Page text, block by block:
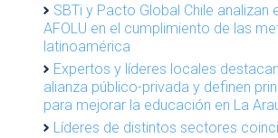
SBTi y Pacto Global Chile analizan
AFOLU en el cumplimiento de las
latinoamérica
Expertos y líderes locales
alianza público-privada y definen
para mejorar la educación en La
Líderes de distintos sectores